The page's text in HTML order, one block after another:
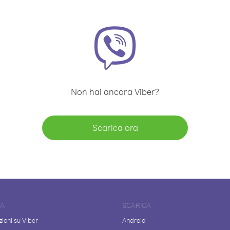
Non hai ancora Viber?
Scarica ora
su Viber
SCARICA
Android